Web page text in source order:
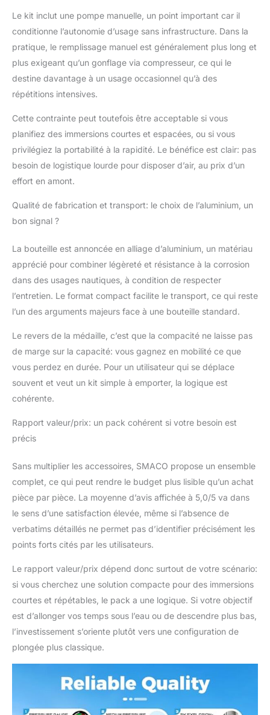
un manuel d'utilisation et
des accessoires
interchangeables
supplémentaires.Si vous
avez des questions sur le
produit, veuillez nous
Le kit inclut une pompe manuelle, un point important car il
conditionne l’autonomie d’usage sans infrastructure. Dans la
pratique, le remplissage manuel est généralement plus long et
plus exigeant qu’un gonflage via compresseur, ce qui le
destine davantage à un usage occasionnel qu’à des
répétitions intensives.
Cette contrainte peut toutefois être acceptable si vous
planifiez des immersions courtes et espacées, ou si vous
privilégiez la portabilité à la rapidité. Le bénéfice est clair: pas
besoin de logistique lourde pour disposer d’air, au prix d’un
effort en amont.
Qualité de fabrication et transport: le choix de l’aluminium, un
bon signal ?
La bouteille est annoncée en alliage d’aluminium, un matériau
apprécié pour combiner légèreté et résistance à la corrosion
dans des usages nautiques, à condition de respecter
l’entretien. Le format compact facilite le transport, ce qui reste
l’un des arguments majeurs face à une bouteille standard.
Le revers de la médaille, c’est que la compacité ne laisse pas
de marge sur la capacité: vous gagnez en mobilité ce que
vous perdez en durée. Pour un utilisateur qui se déplace
souvent et veut un kit simple à emporter, la logique est
cohérente.
Rapport valeur/prix: un pack cohérent si votre besoin est
précis
Sans multiplier les accessoires, SMACO propose un ensemble
complet, ce qui peut rendre le budget plus lisible qu’un achat
pièce par pièce. La moyenne d’avis affichée à 5,0/5 va dans
le sens d’une satisfaction élevée, même si l’absence de
verbatims détaillés ne permet pas d’identifier précisément les
points forts cités par les utilisateurs.
Le rapport valeur/prix dépend donc surtout de votre scénario:
si vous cherchez une solution compacte pour des immersions
courtes et répétables, le pack a une logique. Si votre objectif
est d’allonger vos temps sous l’eau ou de descendre plus bas,
l’investissement s’oriente plutôt vers une configuration de
plongée plus classique.